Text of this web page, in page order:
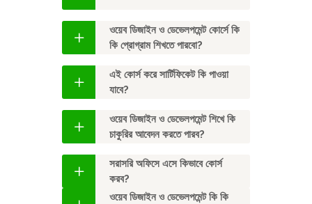
ওয়েব ডিজাইন ও ডেভেলপমেন্ট কোর্সে কি
কি প্রোগ্রাম শিখতে পারবো?
এই কোর্স করে সার্টিফিকেট কি পাওয়া
যাবে?
ওয়েব ডিজাইন ও ডেভেলপমেন্ট শিখে কি
চাকুরির আবেদন করতে পারব?
সরাসরি অফিসে এসে কিভাবে কোর্স
করব?
ওয়েব ডিজাইন ও ডেভেলপমেন্ট কি কি